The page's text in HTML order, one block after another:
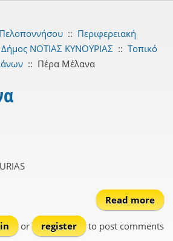
:: Περιφερειακή
Δήμος ΝΟΤΙΑΣ ΚΥΝΟΥΡΙΑΣ :: Τοπικό
:: Πέρα Μέλανα
Read more
or register to post comments